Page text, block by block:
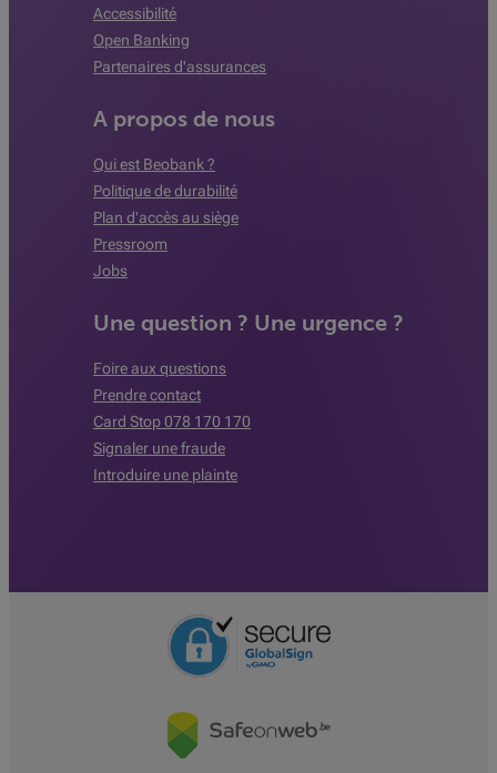
Accessibilité
Open Banking
Partenaires d'assurances
A propos de nous
Qui est Beobank ?
Politique de durabilité
Plan d'accès au siège
Pressroom
Jobs
Une question ? Une urgence ?
Foire aux questions
Prendre contact
Card Stop 078 170 170
Signaler une fraude
Introduire une plainte